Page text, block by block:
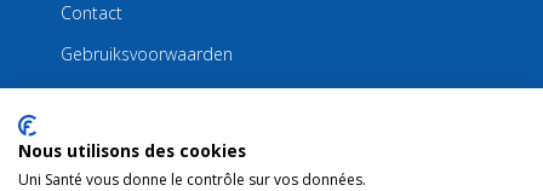
Contact
Gebruiksvoorwaarden
Nous utilisons des cookies
Uni Santé vous donne le contrôle sur vos données.